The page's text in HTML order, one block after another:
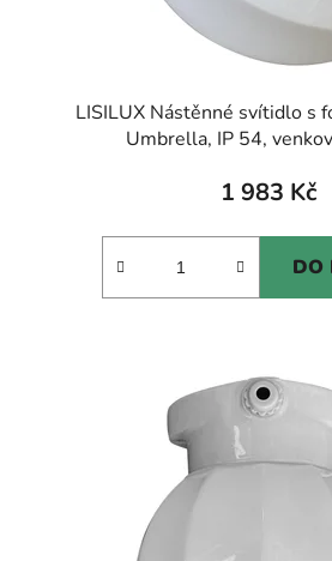
LISILUX Nástěnné svítidlo s
Umbrella, IP 54,
1 983 Kč
DO